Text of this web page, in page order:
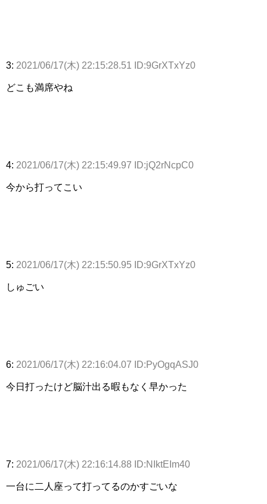
3: 2021/06/17(木) 22:15:28.51 ID:9GrXTxYz0
どこも満席やね
4: 2021/06/17(木) 22:15:49.97 ID:jQ2rNcpC0
今から打ってこい
5: 2021/06/17(木) 22:15:50.95 ID:9GrXTxYz0
しゅごい
6: 2021/06/17(木) 22:16:04.07 ID:PyOgqASJ0
今日打ったけど脳汁出る暇もなく早かった
7: 2021/06/17(木) 22:16:14.88 ID:NIktEIm40
一台に二人座って打ってるのかすごいな